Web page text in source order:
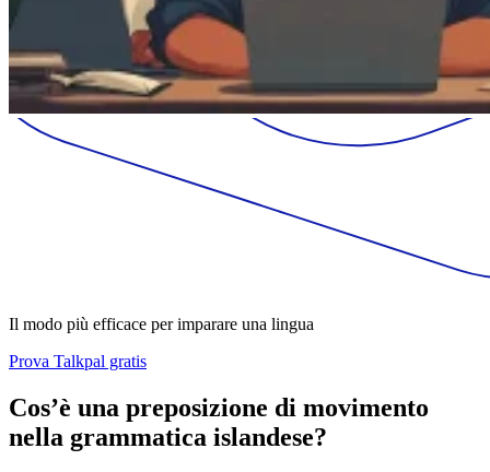
Il modo più efficace per imparare una lingua
Prova Talkpal gratis
Cos’è una preposizione di movimento
nella grammatica islandese?